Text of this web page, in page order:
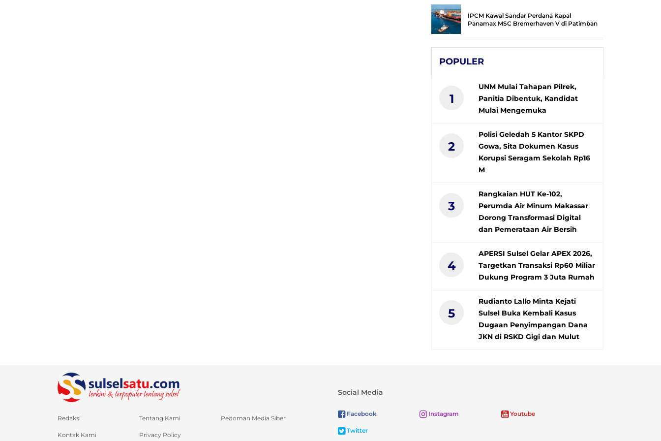
IPCM Kawal Sandar Perdana Kapal
Panamax MSC Bremerhaven V di Patimban
POPULER
1
UNM Mulai Tahapan Pilrek,
Panitia Dibentuk, Kandidat
Mulai Mengemuka
2
Polisi Geledah 5 Kantor SKPD
Gowa, Sita Dokumen Kasus
Korupsi Seragam Sekolah Rp16
M
3
Rangkaian HUT Ke-102,
Perumda Air Minum Makassar
Dorong Transformasi Digital
dan Pemerataan Air Bersih
4
APERSI Sulsel Gelar APEX 2026,
Targetkan Transaksi Rp60 Miliar
Dukung Program 3 Juta Rumah
5
Rudianto Lallo Minta Kejati
Sulsel Buka Kembali Kasus
Dugaan Penyimpangan Dana
JKN di RSKD Gigi dan Mulut
Redaksi Tentang Kami Pedoman Media Siber
Kontak Kami Privacy Policy
Social Media
Facebook Instagram Youtube
Twitter